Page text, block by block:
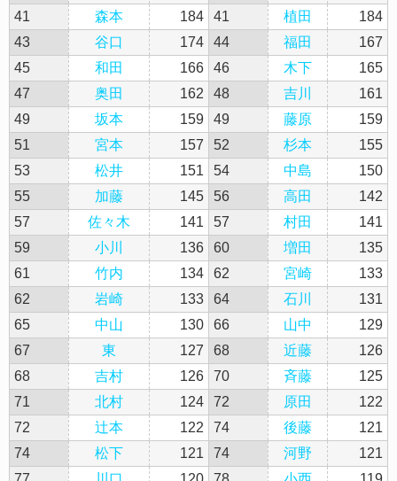
41
森本 184 41 植田
184
43
谷口 174 44 福田
167
45
和田 166 46 木下
165
47
奥田 162 48 吉川
161
49
坂本 159 49 藤原
159
51
宮本 157 52 杉本
155
53
松井 151 54 中島
150
55
加藤 145 56 高田
142
57
佐々木 141 57 村田
141
59
小川 136 60 増田
135
61
竹内 134 62 宮崎
133
62
岩崎 133 64 石川
131
65
中山 130 66 山中
129
67
東 127 68 近藤
126
68
吉村 126 70 斉藤
125
71
北村 124 72 原田
122
72
辻本 122 74 後藤
121
74
松下 121 74 河野
121